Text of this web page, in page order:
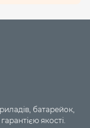
батарейок,
якості.